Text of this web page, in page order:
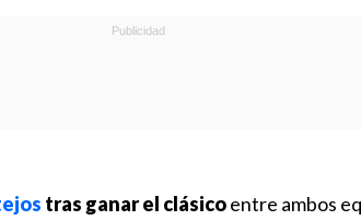
tras ganar el clásicoentre ambos